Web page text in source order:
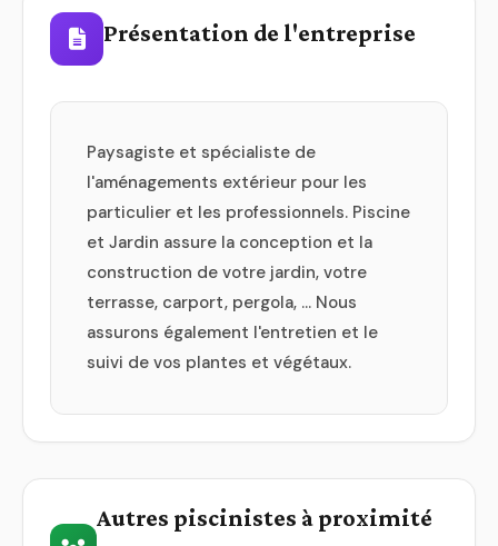
Présentation de l'entreprise
Paysagiste et spécialiste de
l'aménagements extérieur pour les
particulier et les professionnels. Piscine
et Jardin assure la conception et la
construction de votre jardin, votre
terrasse, carport, pergola, ... Nous
assurons également l'entretien et le
suivi de vos plantes et végétaux.
Autres piscinistes à proximité